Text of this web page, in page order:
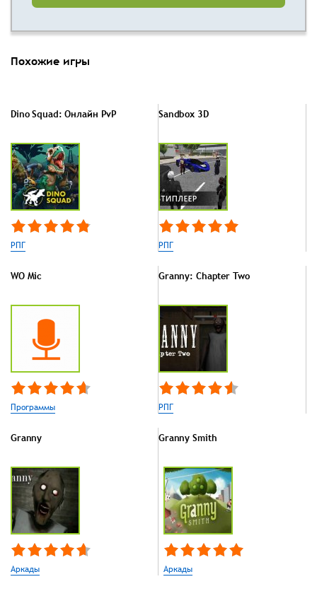
Похожие игры
Dino Squad: Онлайн PvP
РПГ
Sandbox 3D
РПГ
WO Mic
Программы
Granny: Chapter Two
РПГ
Granny
Аркады
Granny Smith
Аркады